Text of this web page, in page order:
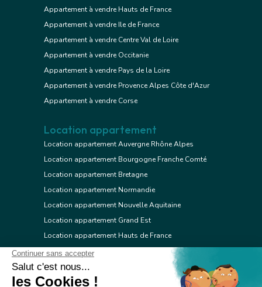
Appartement à vendre Hauts de France
Appartement à vendre Ile de France
Appartement à vendre Centre Val de Loire
Appartement à vendre Occitanie
Appartement à vendre Pays de la Loire
Appartement à vendre Provence Alpes Côte d'Azur
Appartement à vendre Corse
Location appartement
Location appartement Auvergne Rhône Alpes
Location appartement Bourgogne Franche Comté
Location appartement Bretagne
Location appartement Normandie
Location appartement Nouvelle Aquitaine
Location appartement Grand Est
Location appartement Hauts de France
Location appartement Ile de France
Location appartement Centre Val de Loire
Location appartement Occitanie